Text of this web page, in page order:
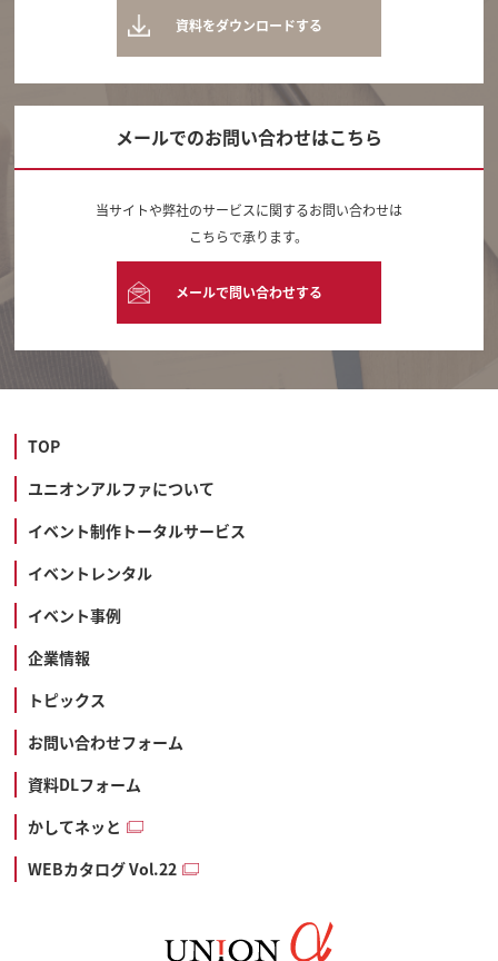
資料をダウンロードする
メールでのお問い合わせはこちら
当サイトや弊社のサービスに関するお問い合わせは
こちらで承ります。
メールで問い合わせする
TOP
ユニオンアルファについて
イベント制作トータルサービス
イベントレンタル
イベント事例
企業情報
トピックス
お問い合わせフォーム
資料DLフォーム
かしてネッと
WEBカタログ Vol.22